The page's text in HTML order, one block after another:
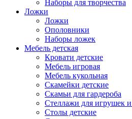
Наборы для творчества
Ложки
Ложки
Ополовники
Наборы ложек
Мебель детская
Кровати детские
Мебель игровая
Мебель кукольная
Скамейки детские
Скамьи для гардероба
Стеллажи для игрушек
Столы детские